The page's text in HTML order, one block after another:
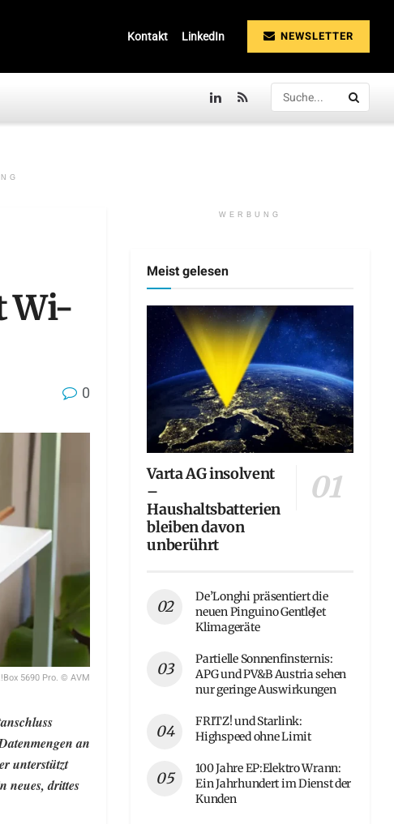
Kontakt LinkedIn NEWSLETTER
Wi-
0
5690 Pro. © AVM
an
unterstützt
neues, drittes
WERBUNG
Meist gelesen
Varta AG insolvent
–
Haushaltsbatterien
bleiben davon
unberührt
De’Longhi präsentiert die
neuen Pinguino GentleJet
Klimageräte
Partielle Sonnenfinsternis:
APG und PV&B Austria sehen
nur geringe Auswirkungen
FRITZ! und Starlink:
Highspeed ohne Limit
100 Jahre EP:Elektro Wrann:
Ein Jahrhundert im Dienst der
Kunden